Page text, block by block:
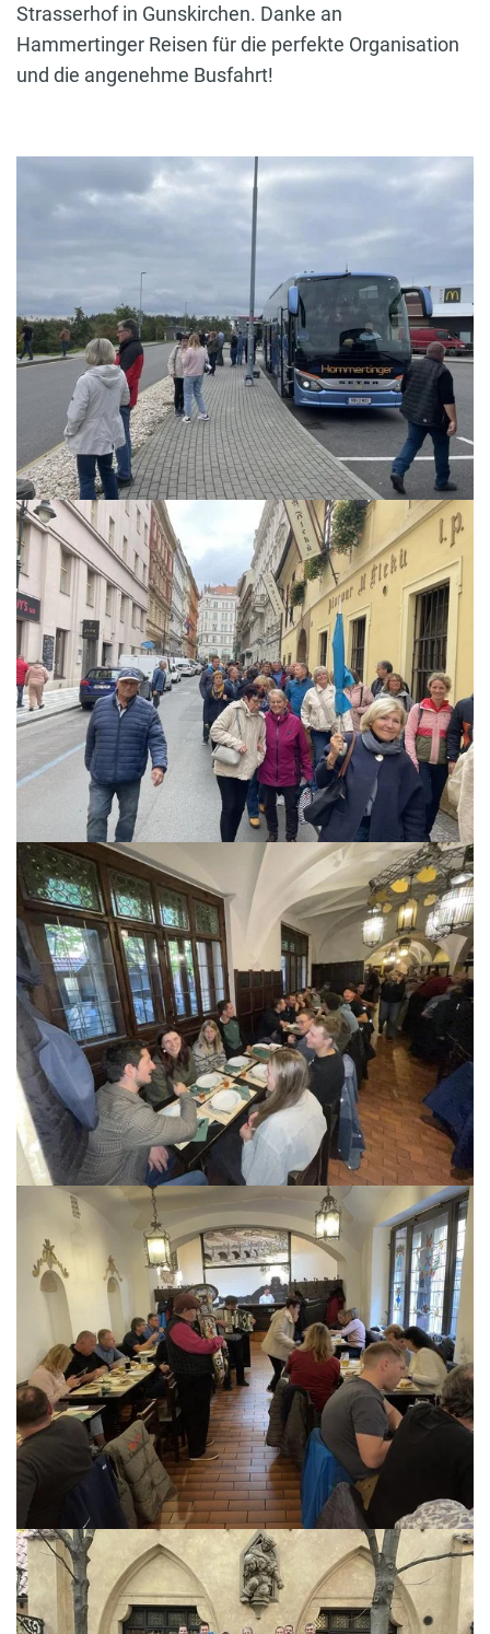
Strasserhof in Gunskirchen. Danke an
Hammertinger Reisen für die perfekte Organisation
und die angenehme Busfahrt!